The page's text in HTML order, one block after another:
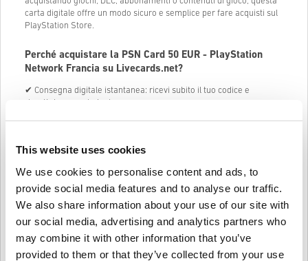
This website uses cookies
We use cookies to personalise content and ads, to
provide social media features and to analyse our traffic.
We also share information about your use of our site with
our social media, advertising and analytics partners who
may combine it with other information that you’ve
provided to them or that they’ve collected from your use
carta digitale offre un modo sicuro e semplice per fare acquisti sul
PlayStation Store.
Perché acquistare la PSN Card 50 EUR - PlayStation
Network Francia su Livecards.net?
✔ Consegna digitale istantanea: ricevi subito il tuo codice e
riscattalo senza indugio.
mondo.
Network Francia?
🔹 Acquista giochi e componenti aggiuntivi: Espandi la tua libreria
con nuove uscite, DLC e contenuti esclusivi.
🔹 Abbonati ai servizi PlayStation: usa i fondi per PlayStation Plus,
PlayStation Now e altro ancora.